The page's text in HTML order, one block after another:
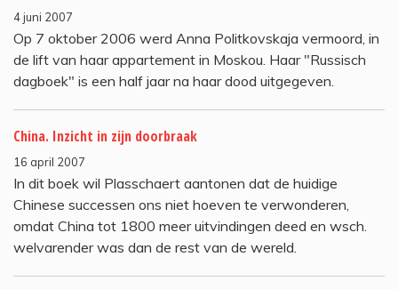
4 juni 2007
Op 7 oktober 2006 werd Anna Politkovskaja vermoord, in
de lift van haar appartement in Moskou. Haar "Russisch
dagboek" is een half jaar na haar dood uitgegeven.
China. Inzicht in zijn doorbraak
16 april 2007
In dit boek wil Plasschaert aantonen dat de huidige
Chinese successen ons niet hoeven te verwonderen,
omdat China tot 1800 meer uitvindingen deed en wsch.
welvarender was dan de rest van de wereld.